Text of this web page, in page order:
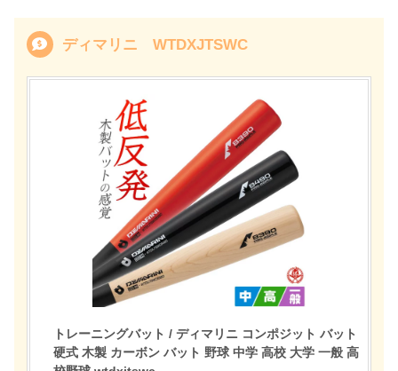
ディマリニ WTDXJTSWC
トレーニングバット / ディマリニ コンポジット バット
硬式 木製 カーボン バット 野球 中学 高校 大学 一般 高